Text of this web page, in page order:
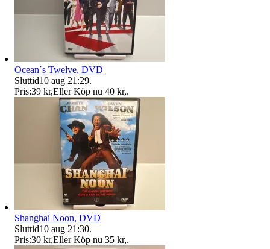
Ocean´s Twelve, DVD
Sluttid10 aug 21:29.
Pris:39 kr,Eller Köp nu 40 kr,.
Shanghai Noon, DVD
Sluttid10 aug 21:30.
Pris:30 kr,Eller Köp nu 35 kr,.